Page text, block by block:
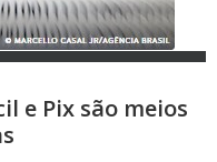
e Pix são meios